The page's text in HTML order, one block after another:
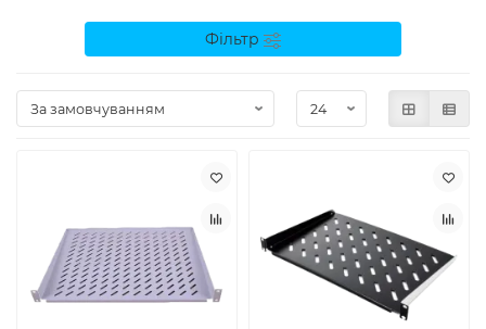
Фільтр